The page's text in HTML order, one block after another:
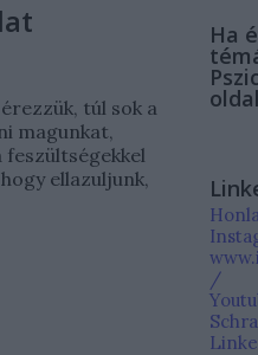
túl sok a
magunkat,
feszültségekkel
ellazuljunk,
Ha
/